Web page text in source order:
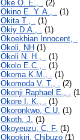
Oke O. E., . (2)
Okino E. Y. A., . (1)
Okita T., . (1)
Okiy D.A., . (1)
Okoekhian Innocent, .
Okoli, NH (1)
Okoli N. H., . (1)
Okolo E.C., . (1)
Okoma K.M., . (1)
Okomoda V. T., . (2)
Okonji Raphael E., .
Okore I. K., . (1)
Okoronkwo, C.U. (1)
Okoth, J. (1)
Okoyeuzu, C. F. (1)
Okpokiri, Chibuzo (1)